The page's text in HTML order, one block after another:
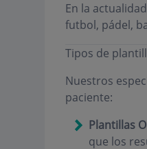
En la
futbol, pádel,
Tipos de
Nuestros
paciente:
Plantillas
que los